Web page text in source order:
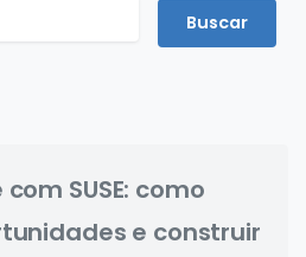
SUSE: como
e construir